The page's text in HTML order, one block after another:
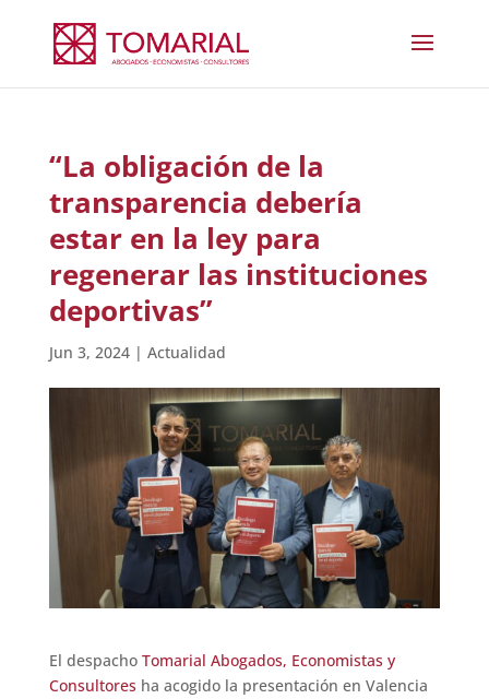
“La obligación de la
transparencia debería
estar en la ley para
regenerar las instituciones
deportivas”
Jun 3, 2024| Actualidad
El despachoTomarial Abogados, Economistas y
Consultores ha acogido la presentación en Valencia